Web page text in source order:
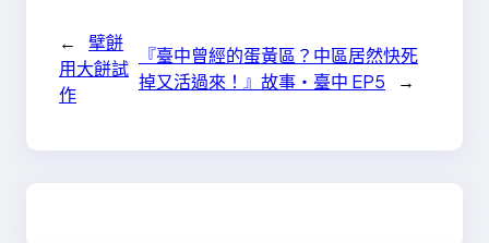
←
擘餅
用大餅試
作
『臺中曾經的蛋黃區？中區居然快死
掉又活過來！』故事‧臺中 EP5
→